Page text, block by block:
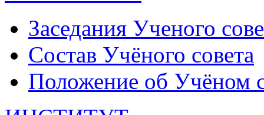
Заседания Ученого
Состав Учёного совета
Положение об Учёном